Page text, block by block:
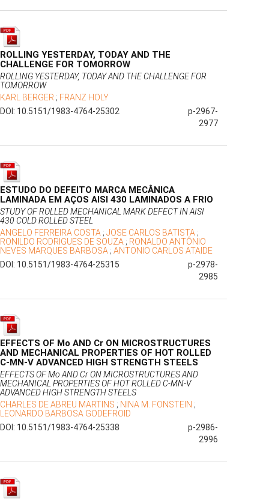
ROLLING YESTERDAY, TODAY AND THE
CHALLENGE FOR TOMORROW
ROLLING YESTERDAY, TODAY AND THE CHALLENGE FOR
TOMORROW
KARL BERGER ; FRANZ HOLY
DOI: 10.5151/1983-4764-25302
p-2967-
2977
ESTUDO DO DEFEITO MARCA MECÂNICA
LAMINADA EM AÇOS AISI 430 LAMINADOS A FRIO
STUDY OF ROLLED MECHANICAL MARK DEFECT IN AISI
430 COLD ROLLED STEEL
ANGELO FERREIRA COSTA ; JOSE CARLOS BATISTA ;
RONILDO RODRIGUES DE SOUZA ; RONALDO ANTÔNIO
NEVES MARQUES BARBOSA ; ANTONIO CARLOS ATAIDE
DOI: 10.5151/1983-4764-25315
p-2978-
2985
EFFECTS OF Mo AND Cr ON MICROSTRUCTURES
AND MECHANICAL PROPERTIES OF HOT ROLLED
C-MN-V ADVANCED HIGH STRENGTH STEELS
EFFECTS OF Mo AND Cr ON MICROSTRUCTURES AND
MECHANICAL PROPERTIES OF HOT ROLLED C-MN-V
ADVANCED HIGH STRENGTH STEELS
CHARLES DE ABREU MARTINS ; NINA M. FONSTEIN ;
LEONARDO BARBOSA GODEFROID
DOI: 10.5151/1983-4764-25338
p-2986-
2996